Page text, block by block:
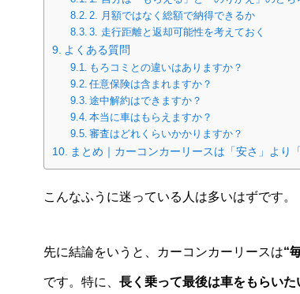
2. 月額ではなく総額で納得できるか
3. 走行距離と返却可能性を考えておく
よくある質問
もろコミとの違いはありますか？
任意保険は含まれますか？
途中解約はできますか？
本当に車はもらえますか？
審査はどれくらいかかりますか？
まとめ｜カーコンカーリースは「安さ」より
こんなふうに迷っている人は多いはずです。
先に結論をいうと、カーコンカーリースは“
です。特に、 長く乗って最後は車をもらいた